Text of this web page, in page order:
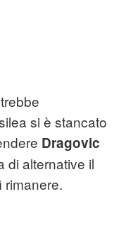
si è stancato
Dragovic
di alternative il